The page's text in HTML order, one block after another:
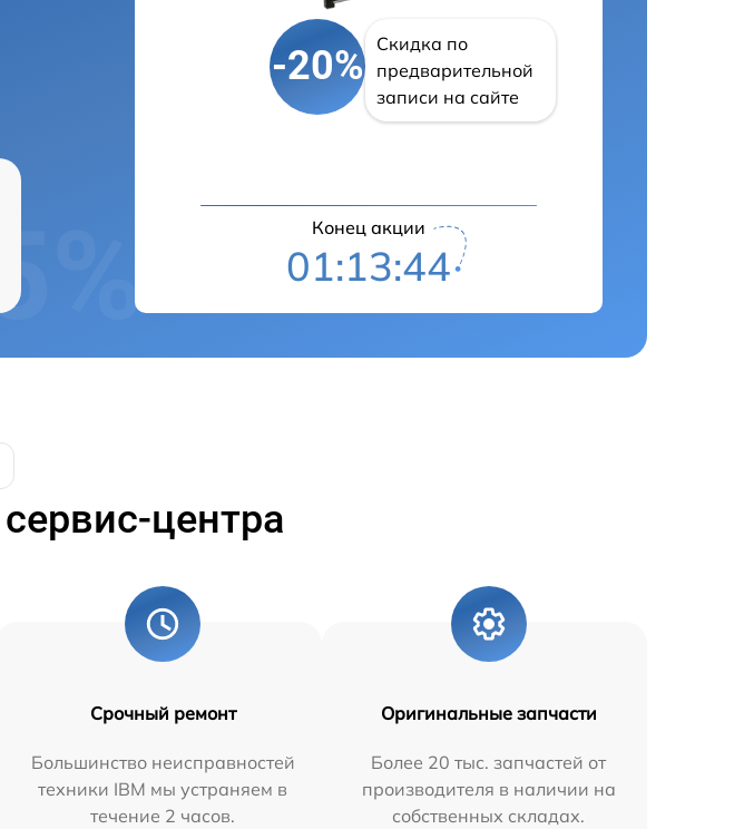
-20%
Скидка по
предварительной
записи на сайте
Конец акции
01:13:43
центра
Срочный ремонт
Большинство неисправностей
техники IBM мы устраняем в
течение 2 часов.
Оригинальные запчасти
Более 20 тыс. запчастей от
производителя в наличии на
собственных складах.